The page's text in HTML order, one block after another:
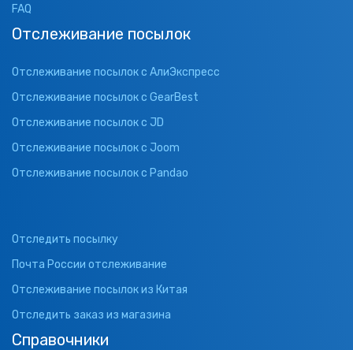
FAQ
Отслеживание посылок
Отслеживание посылок с АлиЭкспресс
Отслеживание посылок с GearBest
Отслеживание посылок с JD
Отслеживание посылок с Joom
Отслеживание посылок с Pandao
Отследить посылку
Почта России отслеживание
Отслеживание посылок из Китая
Отследить заказ из магазина
Справочники